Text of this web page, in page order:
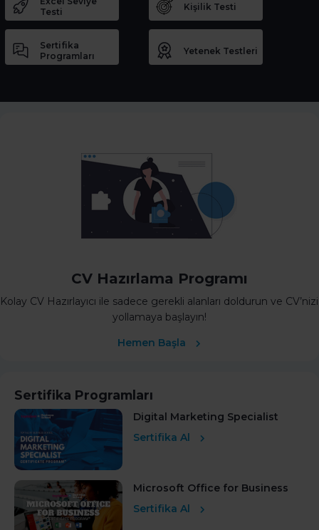
Testi
Kişilik Testi
Sertifika
Programları
Yetenek Testleri
CV Hazırlama Programı
Kolay CV Hazırlayıcı ile sadece gerekli alanları doldurun ve CV’nizi
yollamaya başlayın!
Hemen Başla
Sertifika Programları
Digital Marketing Specialist
Sertifika Al
Microsoft Office for Business
Sertifika Al